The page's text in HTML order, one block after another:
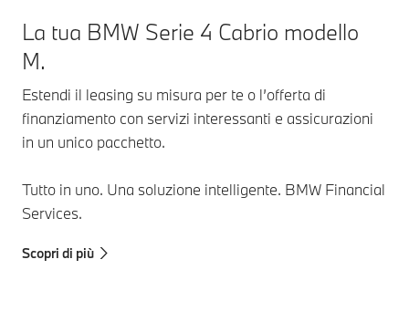
La tua BMW Serie 4 Cabrio modello
M.
Estendi il leasing su misura per te o l’offerta di
finanziamento con servizi interessanti e assicurazioni
in un unico pacchetto.
Tutto in uno. Una soluzione intelligente. BMW Financial
Services.
Scopri di più